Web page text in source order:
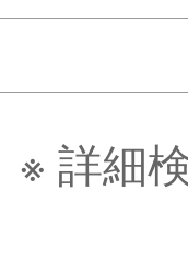
※ 詳細